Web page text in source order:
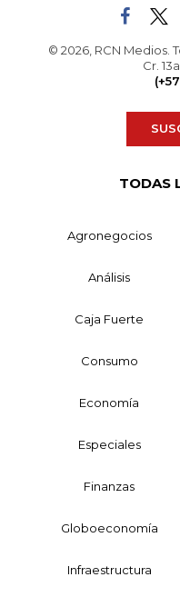
© 2026, RCN Medios.
Cr.
TODAS
Agronegocios
Análisis
Caja Fuerte
Consumo
Economía
Especiales
Finanzas
Globoeconomía
Infraestructura